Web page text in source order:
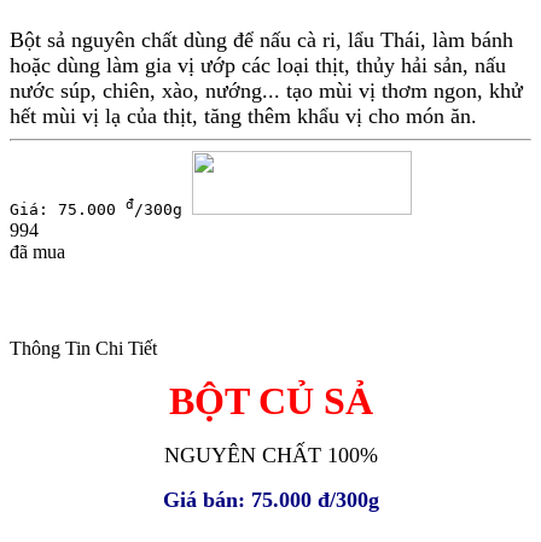
Bột sả nguyên chất dùng để nấu cà ri, lẩu Thái, làm bánh
hoặc dùng làm gia vị ướp các loại thịt, thủy hải sản, nấu
nước súp, chiên, xào, nướng... tạo mùi vị thơm ngon, khử
hết mùi vị lạ của thịt, tăng thêm khẩu vị cho món ăn.
Giá: 75.000 đ/300g
994
đã mua
Thông Tin Chi Tiết
BỘT CỦ SẢ
NGUYÊN CHẤT 100%
Giá bán: 75.000 đ/300g